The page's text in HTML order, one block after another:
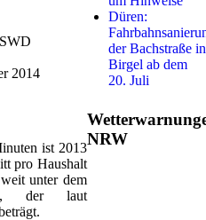
2014
ist 2013
pro Haushalt
unter dem
der laut
Düren:
der Bachstraße in
Birgel ab dem
20. Juli
NRW